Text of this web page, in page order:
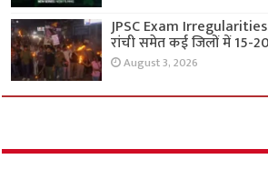
JPSC Exam
रांची समेत कई जिलों में 15-
August 3, 2026